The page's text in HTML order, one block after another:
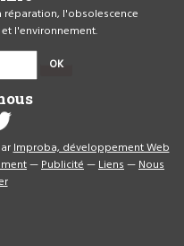
réparation, l'obsolescence
l'environnement.
OK
Improba, développement Web
—Publicité—Liens—Nous